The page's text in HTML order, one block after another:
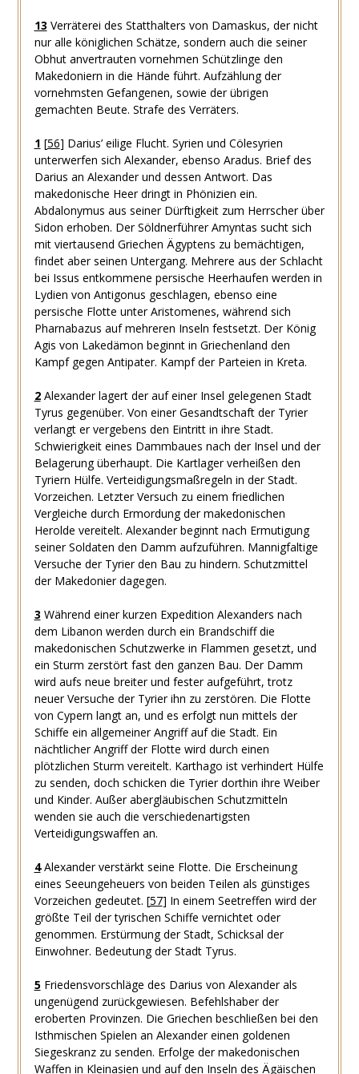
13 Verräterei des Statthalters von Damaskus, der nicht
nur alle königlichen Schätze, sondern auch die seiner
Obhut anvertrauten vornehmen Schützlinge den
Makedoniern in die Hände führt. Aufzählung der
vornehmsten Gefangenen, sowie der übrigen
gemachten Beute. Strafe des Verräters.
1 [56] Darius’ eilige Flucht. Syrien und Cölesyrien
unterwerfen sich Alexander, ebenso Aradus. Brief des
Darius an Alexander und dessen Antwort. Das
makedonische Heer dringt in Phönizien ein.
Abdalonymus aus seiner Dürftigkeit zum Herrscher über
Sidon erhoben. Der Söldnerführer Amyntas sucht sich
mit viertausend Griechen Ägyptens zu bemächtigen,
findet aber seinen Untergang. Mehrere aus der Schlacht
bei Issus entkommene persische Heerhaufen werden in
Lydien von Antigonus geschlagen, ebenso eine
persische Flotte unter Aristomenes, während sich
Pharnabazus auf mehreren Inseln festsetzt. Der König
Agis von Lakedämon beginnt in Griechenland den
Kampf gegen Antipater. Kampf der Parteien in Kreta.
2Alexander lagert der auf einer Insel gelegenen Stadt
Tyrus gegenüber. Von einer Gesandtschaft der Tyrier
verlangt er vergebens den Eintritt in ihre Stadt.
Schwierigkeit eines Dammbaues nach der Insel und der
Belagerung überhaupt. Die Kartlager verheißen den
Tyriern Hülfe. Verteidigungsmaßregeln in der Stadt.
Vorzeichen. Letzter Versuch zu einem friedlichen
Vergleiche durch Ermordung der makedonischen
Herolde vereitelt. Alexander beginnt nach Ermutigung
seiner Soldaten den Damm aufzuführen. Mannigfaltige
Versuche der Tyrier den Bau zu hindern. Schutzmittel
der Makedonier dagegen.
3 Während einer kurzen Expedition Alexanders nach
dem Libanon werden durch ein Brandschiff die
makedonischen Schutzwerke in Flammen gesetzt, und
ein Sturm zerstört fast den ganzen Bau. Der Damm
wird aufs neue breiter und fester aufgeführt, trotz
neuer Versuche der Tyrier ihn zu zerstören. Die Flotte
von Cypern langt an, und es erfolgt nun mittels der
Schiffe ein allgemeiner Angriff auf die Stadt. Ein
nächtlicher Angriff der Flotte wird durch einen
plötzlichen Sturm vereitelt. Karthago ist verhindert Hülfe
zu senden, doch schicken die Tyrier dorthin ihre Weiber
und Kinder. Außer abergläubischen Schutzmitteln
wenden sie auch die verschiedenartigsten
Verteidigungswaffen an.
4Alexander verstärkt seine Flotte. Die Erscheinung
eines Seeungeheuers von beiden Teilen als günstiges
Vorzeichen gedeutet. [57] In einem Seetreffen wird der
größte Teil der tyrischen Schiffe vernichtet oder
genommen. Erstürmung der Stadt, Schicksal der
Einwohner. Bedeutung der Stadt Tyrus.
5Friedensvorschläge des Darius von Alexander als
ungenügend zurückgewiesen. Befehlshaber der
eroberten Provinzen. Die Griechen beschließen bei den
Isthmischen Spielen an Alexander einen goldenen
Siegeskranz zu senden. Erfolge der makedonischen
Waffen in Kleinasien und auf den Inseln des Ägäischen